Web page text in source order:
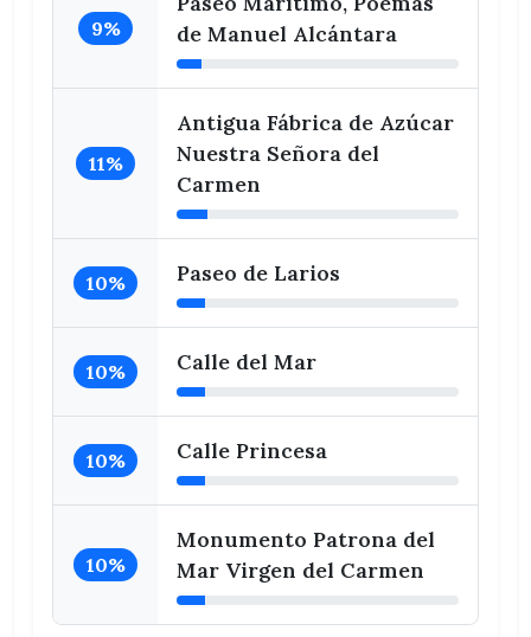
9%
de Manuel Alcántara
11%
Antigua Fábrica de Azúcar
Nuestra Señora del
Carmen
10% Paseo de Larios
10% Calle del Mar
10% Calle Princesa
10%
Monumento Patrona del
Mar Virgen del Carmen